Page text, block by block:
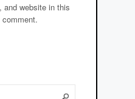
and website in this